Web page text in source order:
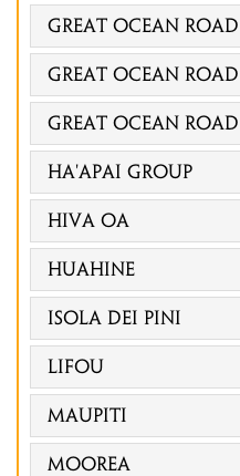
GREAT OCEAN
GREAT OCEAN
Great Ocean
Ha'apai Group
Hiva Oa
Huahine
Isola Dei Pini
Lifou
Maupiti
Moorea